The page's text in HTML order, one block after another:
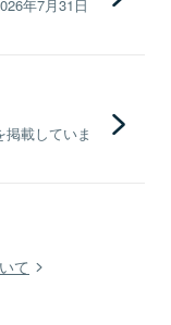
年7月31日
載していま
て